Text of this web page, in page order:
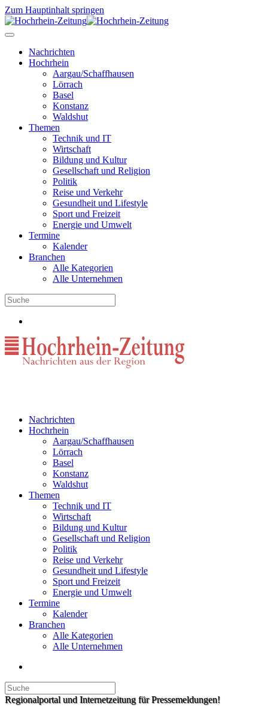
Zum Hauptinhalt springen
Nachrichten
Hochrhein
Aargau/Schaffhausen
Lörrach
Basel
Konstanz
Waldshut
Themen
Technik und IT
Wirtschaft
Bildung und Kultur
Gesellschaft und Religion
Politik
Reise und Verkehr
Gesundheit und Lifestyle
Sport und Freizeit
Energie und Umwelt
Termine
Kalender
Branchen
Alle Kategorien
Alle Unternehmen
Nachrichten
Hochrhein
Aargau/Schaffhausen
Lörrach
Basel
Konstanz
Waldshut
Themen
Technik und IT
Wirtschaft
Bildung und Kultur
Gesellschaft und Religion
Politik
Reise und Verkehr
Gesundheit und Lifestyle
Sport und Freizeit
Energie und Umwelt
Termine
Kalender
Branchen
Alle Kategorien
Alle Unternehmen
Regionalportal und Internetzeitung für Pressemeldungen!